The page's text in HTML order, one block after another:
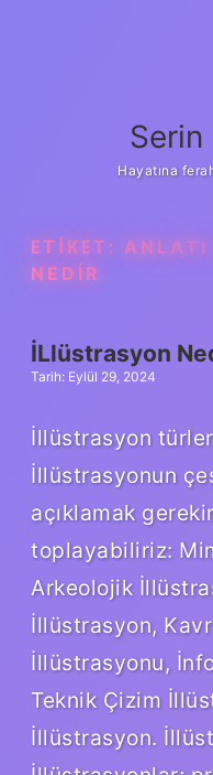
Serin
Hayatına
ETIKET: ANLATI
NEDIR
İLlüstrasyon
Tarih: Eylül 29, 2024
İllüstrasyon
İllüstrasyonun
açıklamak
toplayabiliriz:
Arkeolojik
İllüstrasyon,
İllüstrasyonu,
Teknik Çizim
İllüstrasyon.